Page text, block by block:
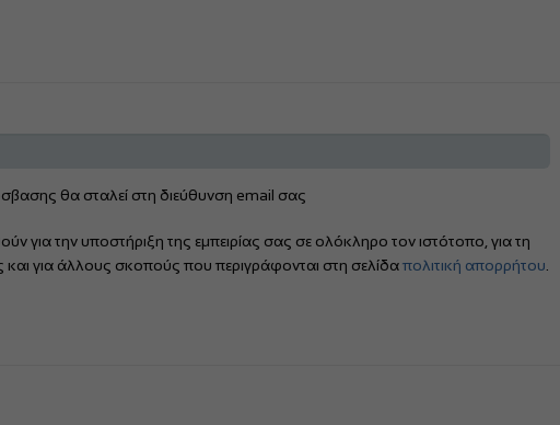
θα σταλεί στη διεύθυνση email σας
για την υποστήριξη της εμπειρίας σας σε ολόκληρο τον ιστότοπο, για τη
για άλλους σκοπούς που περιγράφονται στη σελίδαπολιτική απορρήτου